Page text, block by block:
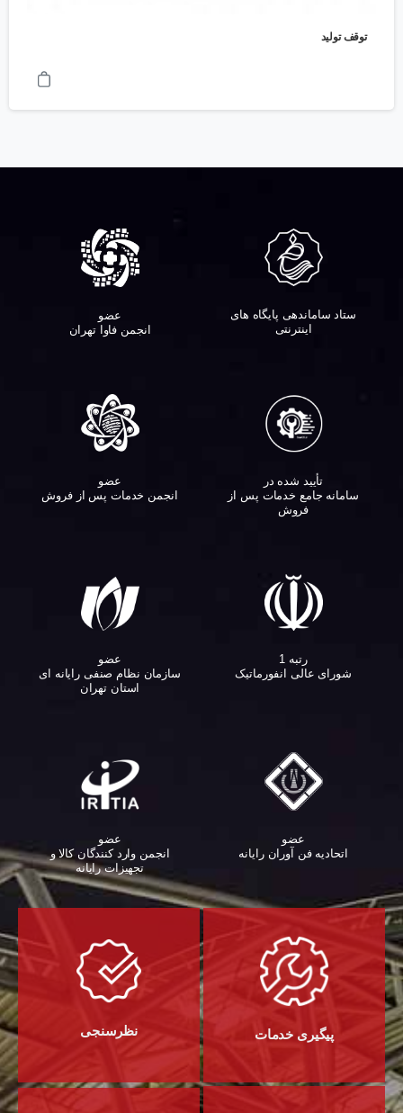
توقف تولید
ستاد ساماندهی پایگاه های
اینترنتی
عضو
انجمن فاوا تهران
تأیید شده در
سامانه جامع خدمات پس از
فروش
عضو
انجمن خدمات پس از فروش
رتبه 1
شورای عالی انفورماتیک
عضو
سازمان نظام صنفی رایانه ای
استان تهران
عضو
اتحادیه فن آوران رایانه
عضو
انجمن وارد کنندگان کالا و
تجهیزات رایانه‌
پیگیری خدمات نظرسنجی